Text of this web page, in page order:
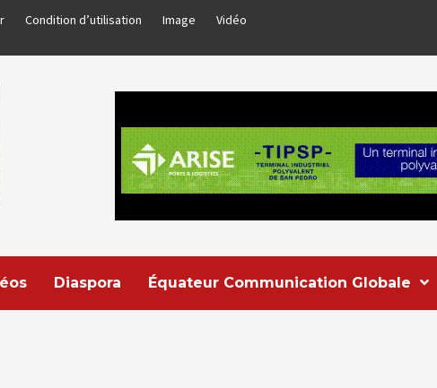
Condition d’utilisation Image Vidéo
Diaspora Équateur Communication Globale